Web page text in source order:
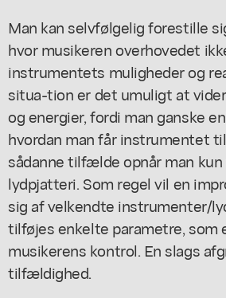
Man kan selvfølgelig forestille
hvor musikeren overhovedet
instrumentets muligheder og
situa-tion er det umuligt at
og energier, fordi man ganske
hvordan man får instrumentet
sådanne tilfælde opnår man
lydpjatteri. Som regel vil en
sig af velkendte instrumenter/
tilføjes enkelte parametre, som
musikerens kontrol. En slags
tilfældighed.